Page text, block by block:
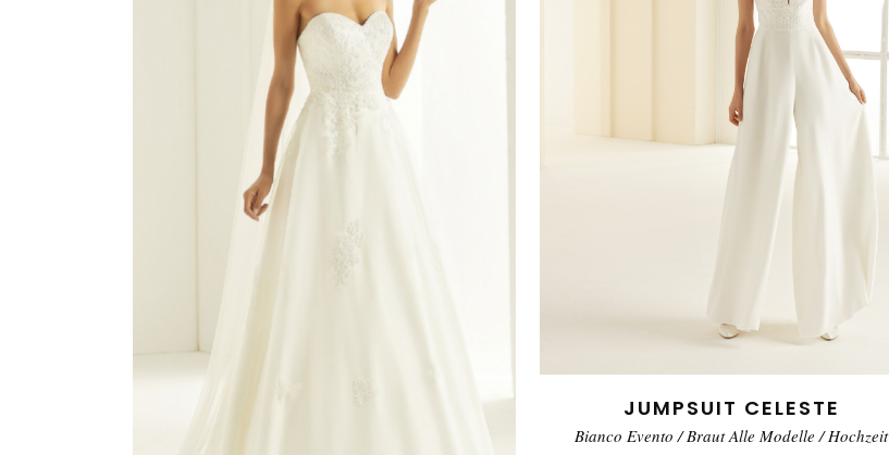
JUMPSUIT CELESTE
Bianco Evento /Braut Alle Modelle /Hochzeit